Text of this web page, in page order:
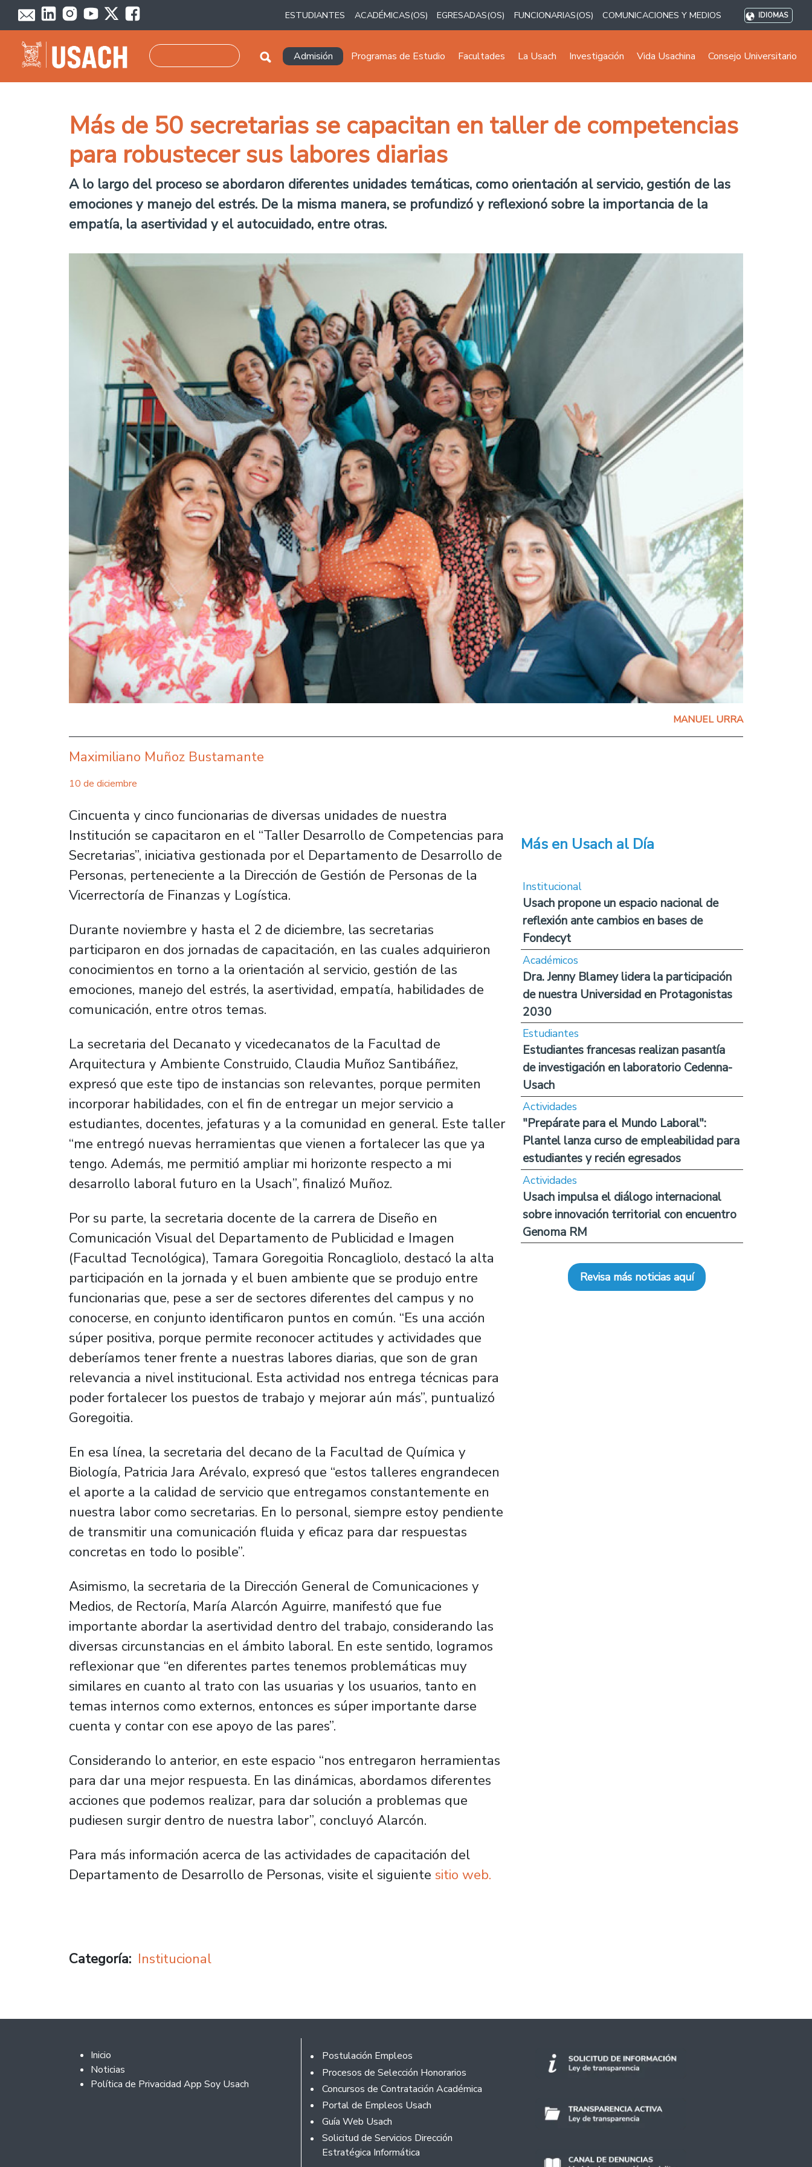
Pasar al contenido principal
ESTUDIANTES ACADÉMICAS(OS) EGRESADAS(OS) FUNCIONARIAS(OS) COMUNICACIONES Y MEDIOS IDIOMAS
Navegación principal
Admisión Programas de Estudio Facultades La Usach Investigación Vida Usachina Consejo Universitario
Más de 50 secretarias se capacitan en taller de competencias
para robustecer sus labores diarias
A lo largo del proceso se abordaron diferentes unidades temáticas, como orientación al servicio, gestión de las
emociones y manejo del estrés. De la misma manera, se profundizó y reflexionó sobre la importancia de la
empatía, la asertividad y el autocuidado, entre otras.
MANUEL URRA
Maximiliano Muñoz Bustamante
10 de diciembre
Cincuenta y cinco funcionarias de diversas unidades de nuestra
Institución se capacitaron en el “Taller Desarrollo de Competencias para
Secretarias”, iniciativa gestionada por el Departamento de Desarrollo de
Personas, perteneciente a la Dirección de Gestión de Personas de la
Vicerrectoría de Finanzas y Logística.
Durante noviembre y hasta el 2 de diciembre, las secretarias
participaron en dos jornadas de capacitación, en las cuales adquirieron
conocimientos en torno a la orientación al servicio, gestión de las
emociones, manejo del estrés, la asertividad, empatía, habilidades de
comunicación, entre otros temas.
La secretaria del Decanato y vicedecanatos de la Facultad de
Arquitectura y Ambiente Construido, Claudia Muñoz Santibáñez,
expresó que este tipo de instancias son relevantes, porque permiten
incorporar habilidades, con el fin de entregar un mejor servicio a
estudiantes, docentes, jefaturas y a la comunidad en general. Este taller
“me entregó nuevas herramientas que vienen a fortalecer las que ya
tengo. Además, me permitió ampliar mi horizonte respecto a mi
desarrollo laboral futuro en la Usach”, finalizó Muñoz.
Por su parte, la secretaria docente de la carrera de Diseño en
Comunicación Visual del Departamento de Publicidad e Imagen
(Facultad Tecnológica), Tamara Goregoitia Roncagliolo, destacó la alta
participación en la jornada y el buen ambiente que se produjo entre
funcionarias que, pese a ser de sectores diferentes del campus y no
conocerse, en conjunto identificaron puntos en común. “Es una acción
súper positiva, porque permite reconocer actitudes y actividades que
deberíamos tener frente a nuestras labores diarias, que son de gran
relevancia a nivel institucional. Esta actividad nos entrega técnicas para
poder fortalecer los puestos de trabajo y mejorar aún más”, puntualizó
Goregoitia.
En esa línea, la secretaria del decano de la Facultad de Química y
Biología, Patricia Jara Arévalo, expresó que “estos talleres engrandecen
el aporte a la calidad de servicio que entregamos constantemente en
nuestra labor como secretarias. En lo personal, siempre estoy pendiente
de transmitir una comunicación fluida y eficaz para dar respuestas
concretas en todo lo posible”.
Asimismo, la secretaria de la Dirección General de Comunicaciones y
Medios, de Rectoría, María Alarcón Aguirre, manifestó que fue
importante abordar la asertividad dentro del trabajo, considerando las
diversas circunstancias en el ámbito laboral. En este sentido, logramos
reflexionar que “en diferentes partes tenemos problemáticas muy
similares en cuanto al trato con las usuarias y los usuarios, tanto en
temas internos como externos, entonces es súper importante darse
cuenta y contar con ese apoyo de las pares”.
Considerando lo anterior, en este espacio “nos entregaron herramientas
para dar una mejor respuesta. En las dinámicas, abordamos diferentes
acciones que podemos realizar, para dar solución a problemas que
pudiesen surgir dentro de nuestra labor”, concluyó Alarcón.
Para más información acerca de las actividades de capacitación del
Departamento de Desarrollo de Personas, visite el siguiente sitio web.
Categoría Institucional
Más en Usach al Día
Institucional
Usach propone un espacio nacional de
reflexión ante cambios en bases de
Fondecyt
Académicos
Dra. Jenny Blamey lidera la participación
de nuestra Universidad en Protagonistas
2030
Estudiantes
Estudiantes francesas realizan pasantía
de investigación en laboratorio Cedenna-
Usach
Actividades
"Prepárate para el Mundo Laboral":
Plantel lanza curso de empleabilidad para
estudiantes y recién egresados
Actividades
Usach impulsa el diálogo internacional
sobre innovación territorial con encuentro
Genoma RM
Revisa más noticias aquí
Footer 2
Inicio
Noticias
Política de Privacidad App Soy Usach
Footer
Postulación Empleos
Procesos de Selección Honorarios
Concursos de Contratación Académica
Portal de Empleos Usach
Guía Web Usach
Solicitud de Servicios Dirección
Estratégica Informática